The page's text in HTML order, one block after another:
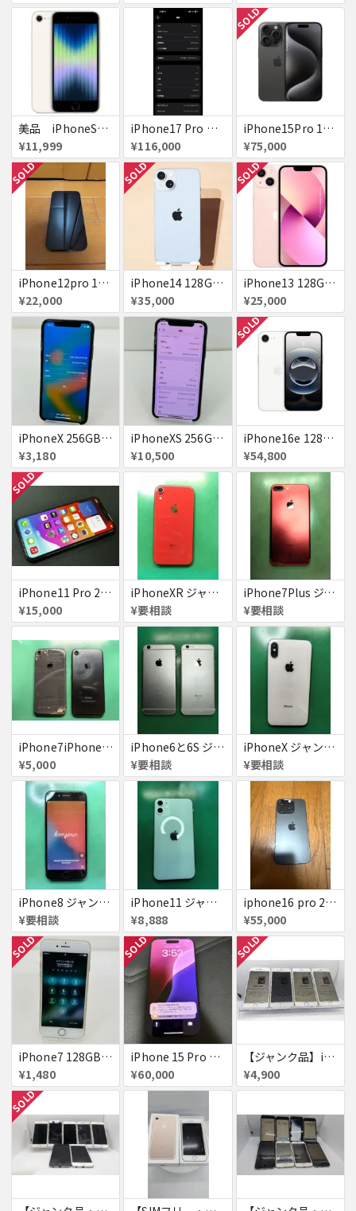
美品 iPhoneSE２ ｉＯＳ１８
¥11,999
iPhone17 Pro Max 256GB 画面割れ
¥116,000
SOLD
iPhone15Pro 128GB ブラックチタニウム au
¥75,000
SOLD
iPhone12pro 128GB ブルー 赤ロム
¥22,000
SOLD
iPhone14 128GB Blue au 送料無料
¥35,000
SOLD
iPhone13 128GB ピンク docomo 送料無料
¥25,000
iPhoneX 256GB 赤ロム au ジャンク スペースグレイ A1902 送料無料
¥3,180
iPhoneXS 256GB 赤ロム 超美品 SoftBank ジャンク スペースグレイ MTE02J/A 送料無料
¥10,500
SOLD
iPhone16e 128GB ホワイト 送料無料
¥54,800
SOLD
iPhone11 Pro 256GB ジャンク品
¥15,000
iPhoneXR ジャンク品
¥要相談
iPhone7Plus ジャンク品
¥要相談
iPhone7iPhone8ジャンク
¥5,000
iPhone6と6S ジャンク品
¥要相談
iPhoneX ジャンク品
¥要相談
iPhone8 ジャンク品
¥要相談
iPhone11 ジャンク
¥8,888
iphone16 pro 256gb ブラックチタニウム
¥55,000
SOLD
iPhone7 128GB 赤ロム SoftBank ジャンク ゴールド A1779 パスコード不明 送料無料
¥1,480
SOLD
iPhone 15 Pro 128GB ブラックチタニウム ネットワーク利用制限あり
¥60,000
SOLD
【ジャンク品】iPhone6s ４台セット
¥4,900
SOLD